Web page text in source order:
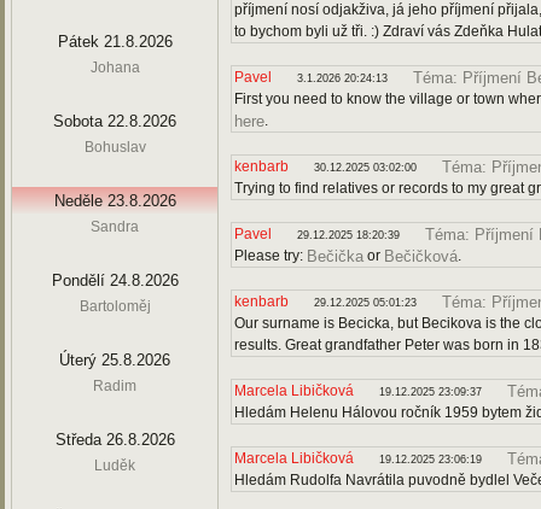
Pátek 21.8.2026
Johana
Sobota 22.8.2026
Bohuslav
Neděle 23.8.2026
Sandra
Pondělí 24.8.2026
Bartoloměj
Úterý 25.8.2026
Radim
Středa 26.8.2026
Luděk
příjmení nosí odjakživa, já jeho příjmení
to bychom byli už tři. :) Zdraví vás Zdeňka
Pavel 3.1.2026 20:24:13 Téma: Příjmení
First you need to know the village or town
here.
kenbarb 30.12.2025 03:02:00 Téma:
Trying to find relatives or records to my great
Pavel 29.12.2025 18:20:39 Téma: Příjmení
Please try: Bečička or Bečičková.
kenbarb 29.12.2025 05:01:23 Téma:
Our surname is Becicka, but Becikova is the
results. Great grandfather Peter was born in
Marcela Libičková 19.12.2025 23:09:37
Hledám Helenu Hálovou ročník 1959 bytem
Marcela Libičková 19.12.2025 23:06:19
Hledám Rudolfa Navrátila puvodně bydlel